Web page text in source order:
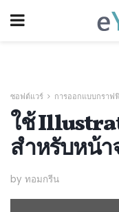
ซอฟต์แวร์ การออกแบบกราฟ
ใช้
สำหรับหน้
by ทอมกรีน